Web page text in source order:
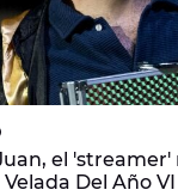
el
Del Año